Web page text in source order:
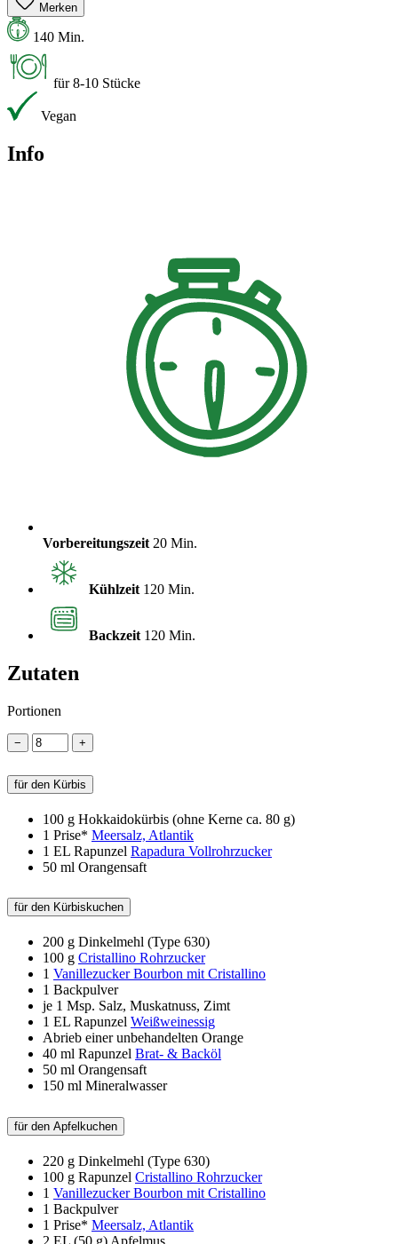
Merken
140 Min.
für 8-10 Stücke
Vegan
Info
Vorbereitungszeit 20 Min.
Kühlzeit 120 Min.
Backzeit 120 Min.
Zutaten
Portionen
− +
für den Kürbis
100 g Hokkaidokürbis (ohne Kerne ca. 80 g)
1 Prise* Meersalz, Atlantik
1 EL Rapunzel Rapadura Vollrohrzucker
50 ml Orangensaft
für den Kürbiskuchen
200 g Dinkelmehl (Type 630)
100 g Cristallino Rohrzucker
1 Vanillezucker Bourbon mit Cristallino
1 Backpulver
je 1 Msp. Salz, Muskatnuss, Zimt
1 EL Rapunzel Weißweinessig
Abrieb einer unbehandelten Orange
40 ml Rapunzel Brat- & Backöl
50 ml Orangensaft
150 ml Mineralwasser
für den Apfelkuchen
220 g Dinkelmehl (Type 630)
100 g Rapunzel Cristallino Rohrzucker
1 Vanillezucker Bourbon mit Cristallino
1 Backpulver
1 Prise* Meersalz, Atlantik